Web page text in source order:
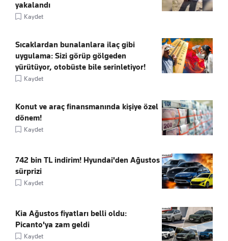
yakalandı
Kaydet
Sıcaklardan bunalanlara ilaç gibi
uygulama: Sizi görüp gölgeden
yürütüyor, otobüste bile serinletiyor!
Kaydet
Konut ve araç finansmanında kişiye özel
dönem!
Kaydet
742 bin TL indirim! Hyundai'den Ağustos
sürprizi
Kaydet
Kia Ağustos fiyatları belli oldu:
Picanto'ya zam geldi
Kaydet